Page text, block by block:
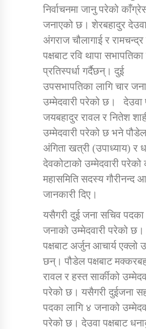
तातोपानी गाउँपालिकाको न्यायिक समिति सम्बन्धी सन्देश
तातोपानी गाउँपालिका जुम्लाको महिला तथा लैङ्गिक
सम्बन्धी सूचना सन्देश
तातोपानी गाउँपालिका जुम्लाको महिनावारी सम्बन्धिकाे
तातोपानी गाउँपालिका जुम्लाको बालविवाह सन्देश
तातोपानी गाउँपालिका
तातोपानी गाउँपालिका
निर्वाचनमा जानु परेको
जनाएको छ। शेरबहादुर
अंगराज चौलागाई र
पक्षबाट रवि थापा सभापतिका
प्रतिस्पर्धा गर्दैछन्। दुई
उपसभापतिका लागि चार
उम्मेदवारी परेको छ। देउवा
जयबहादुर रावल र नितेश
उम्मेदवारी परेको छ भने पौडेल
अंगिता खत्री (उपाध्याय) र
देवकोटाको उम्मेदवारी
महासमिति सदस्य गौरीनन्द
जानकारी दिए।
यसैगरी दुई जना सचिव पदका
जनाको उम्मेदवारी परेको छ।
पक्षबाट अर्जुन आचार्य एक्लो
छन्। पौडेल पक्षबाट
रावल र हस्त सार्कीको
परेको छ। यसैगरी दुईजना
पदका लागि ४ जनाको
परेको छ। देउवा पक्षबाट